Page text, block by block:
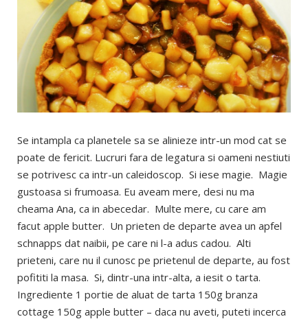
Se intampla ca planetele sa se alinieze intr-un mod cat se
poate de fericit. Lucruri fara de legatura si oameni nestiuti
se potrivesc ca intr-un caleidoscop. Si iese magie. Magie
gustoasa si frumoasa. Eu aveam mere, desi nu ma
cheama Ana, ca in abecedar. Multe mere, cu care am
facut apple butter. Un prieten de departe avea un apfel
schnapps dat naibii, pe care ni l-a adus cadou. Alti
prieteni, care nu il cunosc pe prietenul de departe, au fost
pofititi la masa. Si, dintr-una intr-alta, a iesit o tarta.
Ingrediente 1 portie de aluat de tarta 150g branza
cottage 150g apple butter – daca nu aveti, puteti incerca